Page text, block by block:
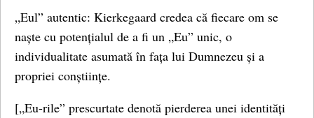
„Eul” autentic: Kierkegaard credea că fiecare om se
naște cu potențialul de a fi un „Eu” unic, o
individualitate asumată în fața lui Dumnezeu și a
propriei conștiințe.
[„Eu-rile” prescurtate denotă pierderea unei identități